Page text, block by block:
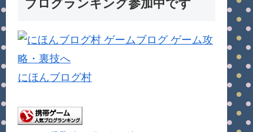
ブログランキング参加中です
にほんブログ村